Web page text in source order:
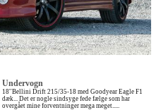
Undervogn
18''Bellini Drift 215/35-18 med Goodyear Eagle F1
dæk... Det er nogle sindsyge fede fælge som har
overgået mine forventninger mega meget.....